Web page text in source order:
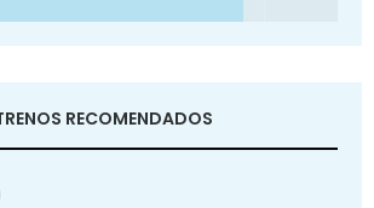
RECOMENDADOS